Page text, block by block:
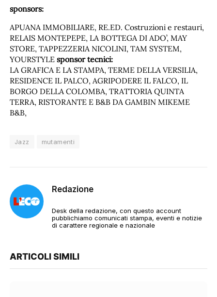
sponsors:
APUANA IMMOBILIARE, RE.ED. Costruzioni e restauri,
RELAIS MONTEPEPE, LA BOTTEGA DI ADO’, MAY
STORE, TAPPEZZERIA NICOLINI, TAM SYSTEM,
YOURSTYLE sponsor tecnici:
LA GRAFICA E LA STAMPA, TERME DELLA VERSILIA,
RESIDENCE IL PALCO, AGRIPODERE IL FALCO, IL
BORGO DELLA COLOMBA, TRATTORIA QUINTA
TERRA, RISTORANTE E B&B DA GAMBIN MIKEME
B&B,
Jazz mutamenti
Redazione
Desk della redazione, con questo account
pubblichiamo comunicati stampa, eventi e notizie
di carattere regionale e nazionale
ARTICOLI SIMILI